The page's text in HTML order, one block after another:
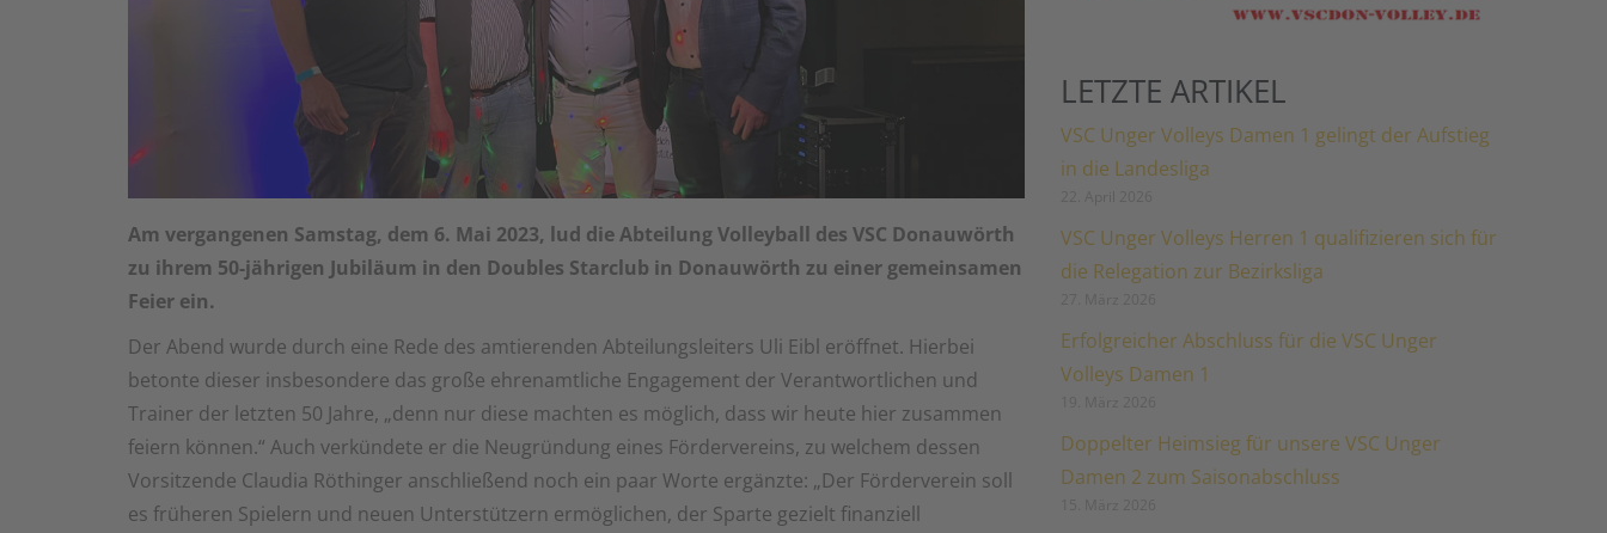
Am vergangenen Samstag, dem 6. Mai 2023, lud die Abteilung Volleyball des VSC Donauwörth
zu ihrem 50-jährigen Jubiläum in den Doubles Starclub in Donauwörth zu einer gemeinsamen
Feier ein.
Der Abend wurde durch eine Rede des amtierenden Abteilungsleiters Uli Eibl eröffnet. Hierbei
betonte dieser insbesondere das große ehrenamtliche Engagement der Verantwortlichen und
Trainer der letzten 50 Jahre, „denn nur diese machten es möglich, dass wir heute hier zusammen
feiern können.“ Auch verkündete er die Neugründung eines Fördervereins, zu welchem dessen
Vorsitzende Claudia Röthinger anschließend noch ein paar Worte ergänzte: „Der Förderverein soll
es früheren Spielern und neuen Unterstützern ermöglichen, der Sparte gezielt finanziell
LETZTE ARTIKEL
VSC Unger Volleys Damen 1 gelingt der Aufstieg
in die Landesliga
VSC Unger Volleys Herren 1 qualifizieren sich für
die Relegation zur Bezirksliga
Erfolgreicher Abschluss für die VSC Unger
Volleys Damen 1
Doppelter Heimsieg für unsere VSC Unger
Damen 2 zum Saisonabschluss